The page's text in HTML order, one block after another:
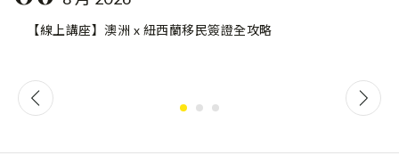
【線上講座】澳洲 x 紐西蘭移民簽證全攻略